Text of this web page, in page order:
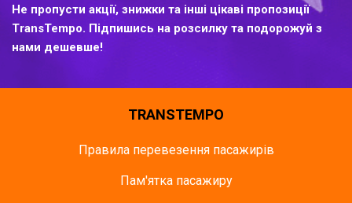
Не пропусти акції, знижки та інші цікаві пропозиції
TransTempo. Підпишись на розсилку та подорожуй з
нами дешевше!
TRANSTEMPO
Правила перевезення пасажирів
Пам'ятка пасажиру